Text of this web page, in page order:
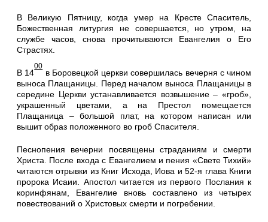
В Великую Пятницу, когда умер на Кресте Спаситель,
Божественная литургия не совершается, но утром, на
службе часов, снова прочитываются Евангелия о Его
Страстях.
В 14
00
в Боровецкой церкви совершилась вечерня с чином
выноса Плащаницы. Перед началом выноса Плащаницы в
середине Церкви устанавливается возвышение – «гроб»,
украшенный цветами, а на Престол помещается
Плащаница – большой плат, на котором написан или
вышит образ положенного во гроб Спасителя.
Песнопения вечерни посвящены страданиям и смерти
Христа. После входа с Евангелием и пения «Свете Тихий»
читаются отрывки из Книг Исхода, Иова и 52-я глава Книги
пророка Исаии. Апостол читается из первого Послания к
коринфянам, Евангелие вновь составлено из четырех
повествований о Христовых смерти и погребении.